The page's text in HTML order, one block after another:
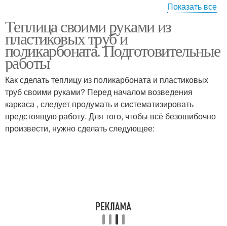
пластиковых труб
Хлебница из
полипропиленовых
Деревянный парник Парник из спанбонда
Показать все
Теплица своими руками из
пластиковых труб и
поликарбоната. Подготовительные
работы
Как сделать теплицу из поликарбоната и пластиковых
труб своими руками? Перед началом возведения
каркаса , следует продумать и систематизировать
предстоящую работу. Для того, чтобы всё безошибочно
произвести, нужно сделать следующее: